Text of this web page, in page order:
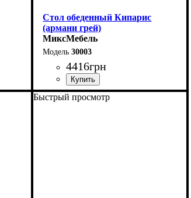
Стол обеденный Кипарис
(армани грей)
МиксМебель
30003
4416грн
Быстрый просмотр